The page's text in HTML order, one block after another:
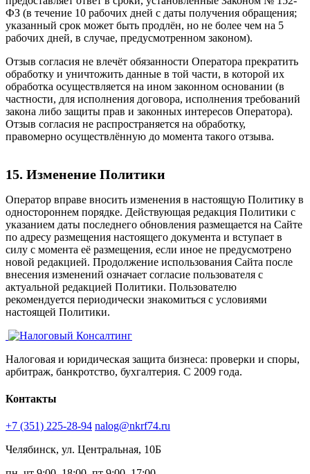
ФЗ (в течение 10 рабочих дней с даты получения обращения;
указанный срок может быть продлён, но не более чем на 5
рабочих дней, в случае, предусмотренном законом).
Отзыв согласия не влечёт обязанности Оператора прекратить
обработку и уничтожить данные в той части, в которой их
обработка осуществляется на ином законном основании (в
частности, для исполнения договора, исполнения требований
закона либо защиты прав и законных интересов Оператора).
Отзыв согласия не распространяется на обработку,
правомерно осуществлённую до момента такого отзыва.
15. Изменение Политики
Оператор вправе вносить изменения в настоящую Политику в
одностороннем порядке. Действующая редакция Политики с
указанием даты последнего обновления размещается на Сайте
по адресу размещения настоящего документа и вступает в
силу с момента её размещения, если иное не предусмотрено
новой редакцией. Продолжение использования Сайта после
внесения изменений означает согласие пользователя с
актуальной редакцией Политики. Пользователю
рекомендуется периодически знакомиться с условиями
настоящей Политики.
Налоговая и юридическая защита бизнеса: проверки и споры,
арбитраж, банкротство, бухгалтерия. С 2009 года.
Контакты
+7 (351) 225-28-94 nalog@nkrf74.ru
Челябинск, ул. Центральная, 10Б